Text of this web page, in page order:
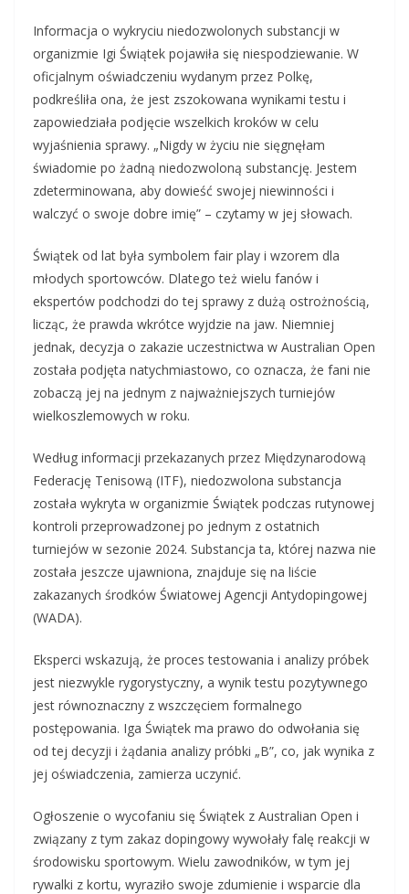
Informacja o wykryciu niedozwolonych substancji w
organizmie Igi Świątek pojawiła się niespodziewanie. W
oficjalnym oświadczeniu wydanym przez Polkę,
podkreśliła ona, że jest zszokowana wynikami testu i
zapowiedziała podjęcie wszelkich kroków w celu
wyjaśnienia sprawy. „Nigdy w życiu nie sięgnęłam
świadomie po żadną niedozwoloną substancję. Jestem
zdeterminowana, aby dowieść swojej niewinności i
walczyć o swoje dobre imię” – czytamy w jej słowach.
Świątek od lat była symbolem fair play i wzorem dla
młodych sportowców. Dlatego też wielu fanów i
ekspertów podchodzi do tej sprawy z dużą ostrożnością,
licząc, że prawda wkrótce wyjdzie na jaw. Niemniej
jednak, decyzja o zakazie uczestnictwa w Australian Open
została podjęta natychmiastowo, co oznacza, że fani nie
zobaczą jej na jednym z najważniejszych turniejów
wielkoszlemowych w roku.
Według informacji przekazanych przez Międzynarodową
Federację Tenisową (ITF), niedozwolona substancja
została wykryta w organizmie Świątek podczas rutynowej
kontroli przeprowadzonej po jednym z ostatnich
turniejów w sezonie 2024. Substancja ta, której nazwa nie
została jeszcze ujawniona, znajduje się na liście
zakazanych środków Światowej Agencji Antydopingowej
(WADA).
Eksperci wskazują, że proces testowania i analizy próbek
jest niezwykle rygorystyczny, a wynik testu pozytywnego
jest równoznaczny z wszczęciem formalnego
postępowania. Iga Świątek ma prawo do odwołania się
od tej decyzji i żądania analizy próbki „B”, co, jak wynika z
jej oświadczenia, zamierza uczynić.
Ogłoszenie o wycofaniu się Świątek z Australian Open i
związany z tym zakaz dopingowy wywołały falę reakcji w
środowisku sportowym. Wielu zawodników, w tym jej
rywalki z kortu, wyraziło swoje zdumienie i wsparcie dla